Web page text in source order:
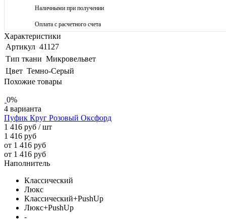
Наличными при получении
Оплата с расчетного счета
Характеристики
Артикул 41127
Тип ткани Микровельвет
Цвет Темно-Серый
Похожие товары
0%
4 варианта
Пуфик Круг Розовый Оксфорд
1 416 руб / шт
1 416 руб
от 1 416 руб
от 1 416 руб
Наполнитель
Классический
Люкс
Классический+PushUp
Люкс+PushUp
-